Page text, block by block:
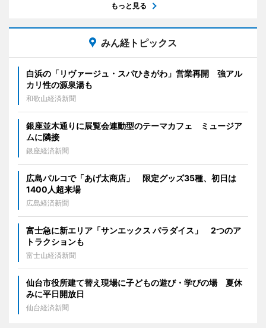
もっと見る
みん経トピックス
白浜の「リヴァージュ・スパひきがわ」営業再開 強アル
カリ性の源泉湯も
和歌山経済新聞
銀座並木通りに展覧会連動型のテーマカフェ ミュージア
ムに隣接
銀座経済新聞
広島パルコで「あげ太商店」 限定グッズ35種、初日は
1400人超来場
広島経済新聞
富士急に新エリア「サンエックス パラダイス」 2つのア
トラクションも
富士山経済新聞
仙台市役所建て替え現場に子どもの遊び・学びの場 夏休
みに平日開放日
仙台経済新聞